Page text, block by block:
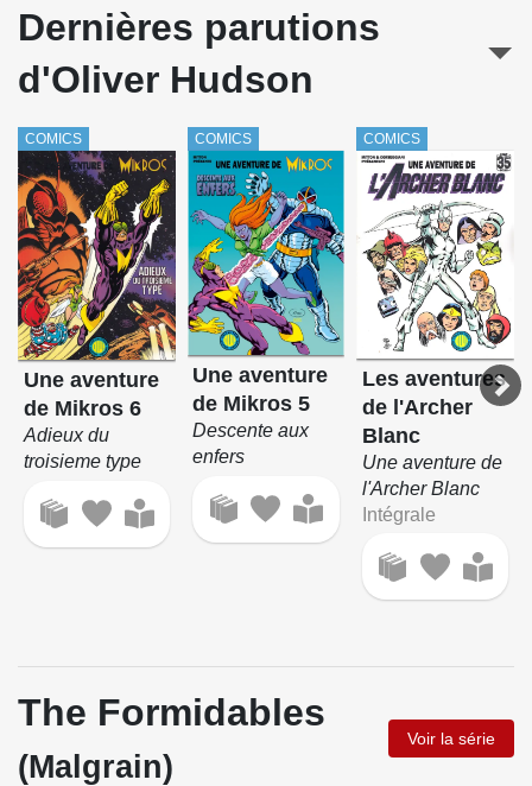
Dernières parutions
d'Oliver Hudson
COMICS
Une aventure
de Mikros 6
Adieux du
troisieme type
COMICS
Une aventure
de Mikros 5
Descente aux
enfers
COMICS
Les aventures
de l'Archer
Blanc
Une aventure de
l'Archer Blanc
Intégrale
The Formidables
(Malgrain)
Voir la série